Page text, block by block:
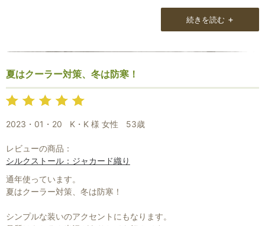
リネンはまだまだ固いので、これから洗ってしなやかになってゆく
どれもプリント柄ですが、色あざやかで本当に美しく気持ちが上が
ります。
はウールかウールシルクだなと思いサイトを見る日々です。
コットンシルクの刺繍もあきらめがたい・・
また素敵な物を用意しておいて下さい。
続きを読む +
夏はクーラー対策、冬は防寒！
2023・01・20 K・K 様 女性 53歳
レビューの商品：
シルクストール：ジャカード織り
通年使っています。
夏はクーラー対策、冬は防寒！
シンプルな装いのアクセントにもなります。